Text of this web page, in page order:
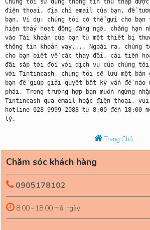
Chúng tôi sử dụng thông tin thu thập
điện thoại, địa chỉ email của bạn, để
bạn. Ví dụ: chúng tôi có thể gửi cho bạn
hiện thấy hoạt động đáng ngờ, chẳng hạn
vào Tài khoản của bạn từ một thiết bị
thông tin khoản vay.... Ngoài ra, chúng
cho bạn biết về các thay đổi, cải tiến
đãi sắp tới đối với dịch vụ của chúng
với Tintincash, chúng tôi sẽ lưu một bản
bạn để giúp giải quyết bất kỳ vấn đề nào
phải. Trong trường hợp bạn muốn ngừng
Tintincash qua email hoặc điện thoại,
hotline 028 9999 2088 từ 8:00 đến 18:00
Trang Chủ
Chăm sóc khách hàng
0905178102
8:00 - 18:00 mỗi ngày